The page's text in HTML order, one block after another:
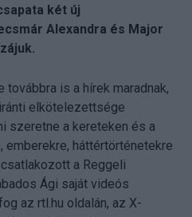
két új
Alexandra és Major
is a hírek maradnak,
elkötelezettsége
szeretne a kereteken és a
háttértörténetekre
a Reggeli
Ági saját videós
az rtl.hu oldalán, az X-